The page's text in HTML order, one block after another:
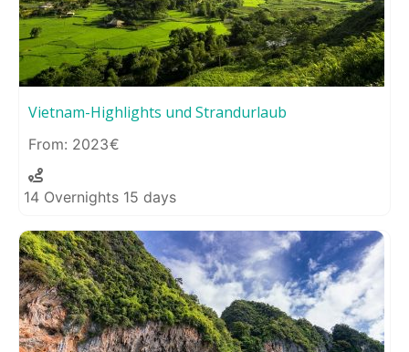
Vietnam-Highlights und Strandurlaub
2023
14 Overnights 15 days